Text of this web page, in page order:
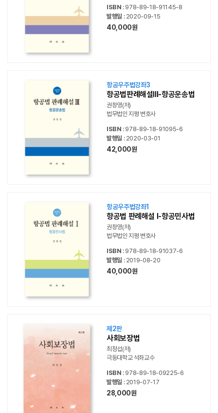
ISBN : 978-89-18-91145-8
발행일 : 2020-09-15
40,000원
항공우주법강좌3
항공법판례해설III-항공운송법
권창영(저)
법무법인 지평 변호사
ISBN : 978-89-18-91095-6
발행일 : 2020-03-01
42,000원
항공우주법강좌1
항공법 판례해설 I-항공민사법
권창영(저)
법무법인 지평 변호사
ISBN : 978-89-18-91037-6
발행일 : 2019-08-20
40,000원
제2판
사회보장법
최정섭(저)
극동대학교 석좌교수
ISBN : 978-89-18-09225-6
발행일 : 2019-07-17
28,000원